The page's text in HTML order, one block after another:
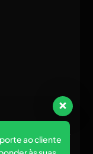
ao cliente